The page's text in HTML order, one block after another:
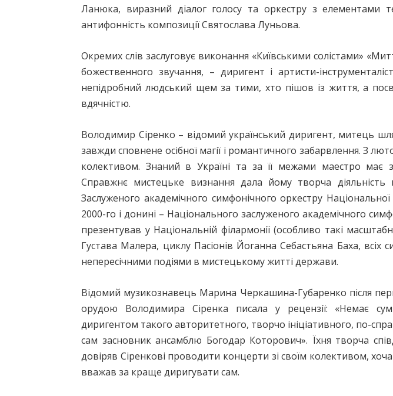
Ланюка, виразний діалог голосу та оркестру з елементами
антифонність композиції Святослава Луньова.
Окремих слів заслуговує виконання «Київськими солістами»
божественного звучання, – диригент і артисти-
непідробний людський щем за тими, хто пішов із життя, а
вдячністю.
Володимир Сіренко – відомий український диригент, митець
завжди сповнене осібної магії і романтичного забарвлення. З
колективом. Знаний в Україні та за її межами маестро має
Справжнє мистецьке визнання дала йому творча діяльність
Заслуженого академічного симфонічного оркестру
2000-го і донині – Національного заслуженого академічного
презентував у Національній філармонії (особливо такі
Густава Малера, циклу Пасіонів Йоганна Себастьяна Баха, всіх
непересічними подіями в мистецькому житті держави.
Відомий музикознавець Марина Черкашина-Губаренко після
орудою Володимира Сіренка писала у рецензії: «Немає
диригентом такого авторитетного, творчо ініціативного, по-
сам засновник ансамблю Богодар Которович». Їхня творча
довіряв Сіренкові проводити концерти зі своїм колективом,
вважав за краще диригувати сам.